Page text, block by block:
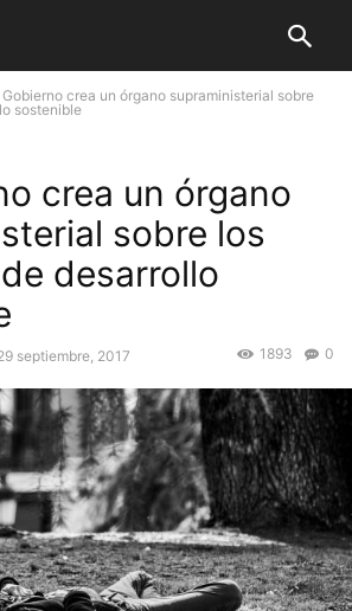
Gobierno crea un órgano supraministerial sobre
sostenible
crea un órgano
sobre los
desarrollo
septiembre, 2017 0
1893